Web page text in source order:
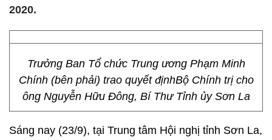
2020.
Trưởng Ban Tổ chức Trung ương Phạm Minh
Chính (bên phải) trao quyết địnhBộ Chính trị cho
ông Nguyễn Hữu Đông, Bí Thư Tỉnh ủy Sơn La
Sáng nay (23/9), tại Trung tâm Hội nghị tỉnh Sơn La,